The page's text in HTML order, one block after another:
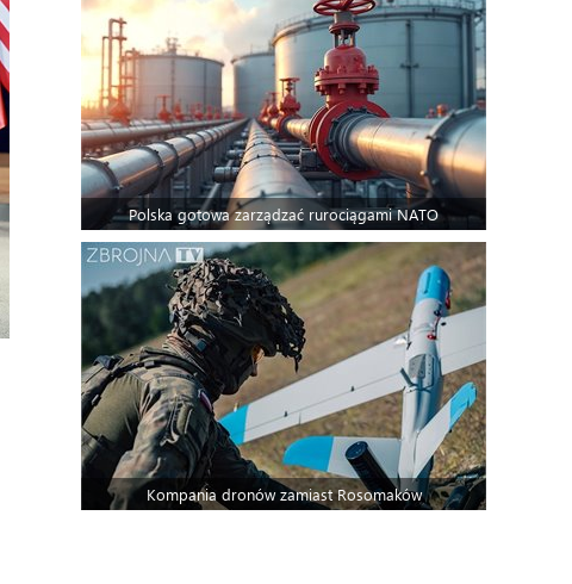
Polska gotowa zarządzać rurociągami NATO
Kompania dronów zamiast Rosomaków